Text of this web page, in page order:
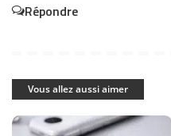
Répondre
Vous allez aussi aimer